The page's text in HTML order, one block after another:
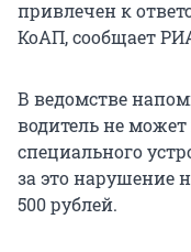
привлечен к
КоАП, сообщает
В ведомстве
водитель не может
специального
за это нарушение
500 рублей.